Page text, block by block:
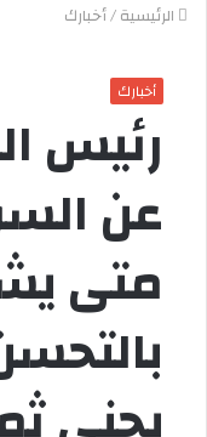
الرئيسية/أخبارك
أخبارك
رئيس
عن
متى